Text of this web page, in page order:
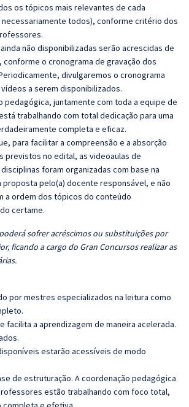
os tópicos mais relevantes de cada
necessariamente todos), conforme critério dos
não disponibilizadas serão acrescidas de
conforme o cronograma de gravação dos
divulgaremos o cronograma
a serem disponibilizados.
pedagógica, juntamente com toda a equipe de
trabalhando com total dedicação para uma
completa e eficaz.
para facilitar a compreensão e a absorção
previstos no edital, as videoaulas de
foram organizadas com base na
proposta pelo(a) docente responsável, e não
a ordem dos tópicos do conteúdo
certame.
sofrer acréscimos ou substituições por
ficando a cargo do Gran Concursos realizar as
por mestres especializados na leitura como
facilita a aprendizagem de maneira acelerada.
estarão acessíveis de modo
de estruturação. A coordenação pedagógica
estão trabalhando com foco total,